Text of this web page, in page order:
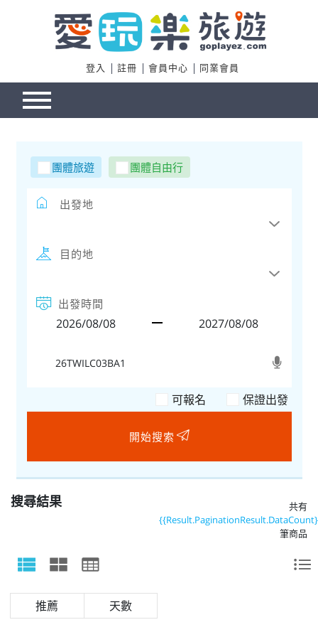
登入 註冊 會員中心 同業會員
團體旅遊 團體自由行
出發地
目的地
出發時間
可報名 保證出發
開始搜索
搜尋結果
共有
筆商品
天數